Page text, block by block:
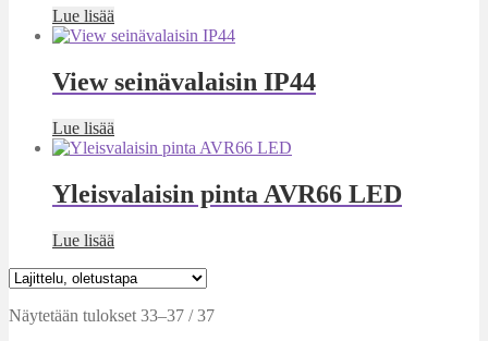
Lue lisää
View seinävalaisin IP44
Lue lisää
Yleisvalaisin pinta AVR66 LED
Lue lisää
Näytetään tulokset 33–37 / 37